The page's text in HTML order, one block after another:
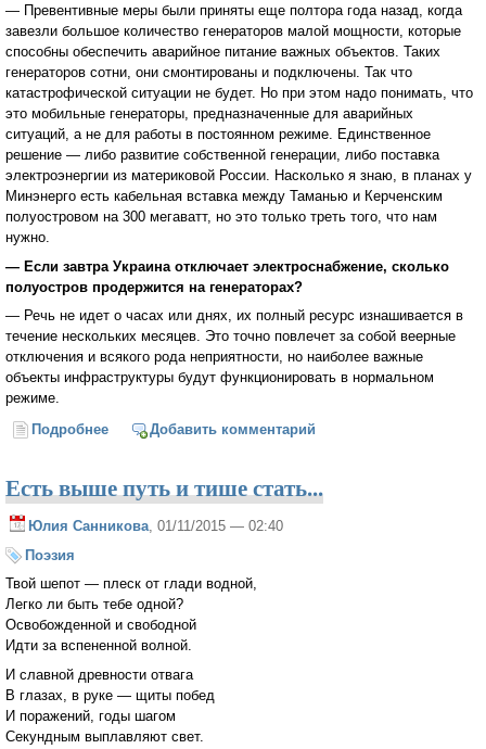
— Превентивные меры были приняты еще полтора года назад, когда
завезли большое количество генераторов малой мощности, которые
способны обеспечить аварийное питание важных объектов. Таких
генераторов сотни, они смонтированы и подключены. Так что
катастрофической ситуации не будет. Но при этом надо понимать, что
это мобильные генераторы, предназначенные для аварийных
ситуаций, а не для работы в постоянном режиме. Единственное
решение — либо развитие собственной генерации, либо поставка
электроэнергии из материковой России. Насколько я знаю, в планах у
Минэнерго есть кабельная вставка между Таманью и Керченским
полуостровом на 300 мегаватт, но это только треть того, что нам
нужно.
— Если завтра Украина отключает электроснабжение, сколько
полуостров продержится на генераторах?
— Речь не идет о часах или днях, их полный ресурс изнашивается в
течение нескольких месяцев. Это точно повлечет за собой веерные
отключения и всякого рода неприятности, но наиболее важные
объекты инфраструктуры будут функционировать в нормальном
режиме.
Подробнее о Алексей Чалый о главных проблемах Крыма и
Добавить комментарий
Есть выше путь и тише стать...
Юлия Санникова , 01/11/2015 — 02:40
Поэзия
Твой шепот — плеск от глади водной,
Легко ли быть тебе одной?
Освобожденной и свободной
Идти за вспененной волной.
И славной древности отвага
В глазах, в руке — щиты побед
И поражений, годы шагом
Секундным выплавляют свет.